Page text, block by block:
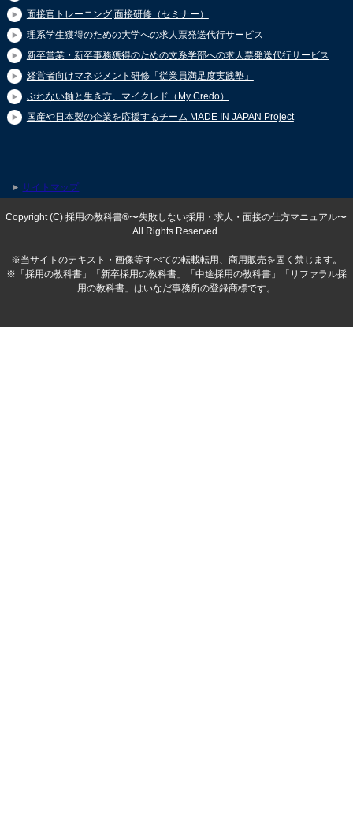
面接官トレーニング,面接研修（セミナー）
理系学生獲得のための大学への求人票発送代行サービス
新卒営業・新卒事務獲得のための文系学部への求人票発送代行サービス
経営者向けマネジメント研修「従業員満足度実践塾」
ぶれない軸と生き方、マイクレド（My Credo）
国産や日本製の企業を応援するチーム MADE IN JAPAN Project
サイトマップ
Copyright (C) 採用の教科書®〜失敗しない採用・求人・面接の仕方マニュアル〜
All Rights Reserved.
※当サイトのテキスト・画像等すべての転載転用、商用販売を固く禁じます。
※「採用の教科書」「新卒採用の教科書」「中途採用の教科書」「リファラル採
用の教科書」はいなだ事務所の登録商標です。